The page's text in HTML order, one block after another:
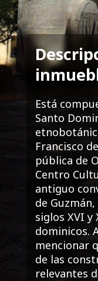
Está
Santo
Francisco
pública de
Centro
antiguo
de
siglos XVI
dominicos.
mencionar
de las
relevantes